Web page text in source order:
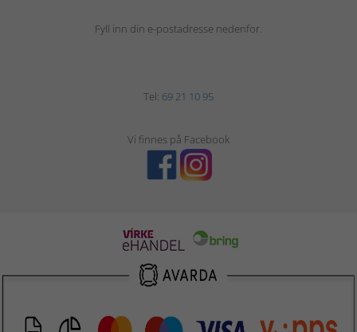
Fyll inn din e-postadresse nedenfor.
Tel: 69 21 10 95
Vi finnes på Facebook